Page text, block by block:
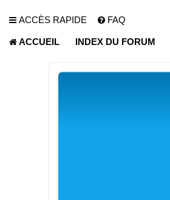
ACCÈS RAPIDE FAQ
ACCUEIL INDEX DU FORUM